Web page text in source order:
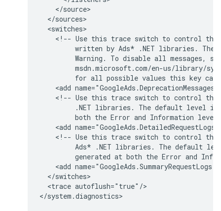
<!-- Use this trace switch to control the
written by Ads* .NET libraries. The
Warning.
To disable all messages,
for all possible values this key can
<add name="GoogleAds.DeprecationMessages"
<!-- Use this trace switch to control the
.NET libraries. The default level is
both the Error and Information
<add name="GoogleAds.DetailedRequestLogs"
<!-- Use this trace switch to control the
Ads*
.NET libraries. The default
generated at both the Error and
<add name="GoogleAds.SummaryRequestLogs"
<trace autoflush="true"/>